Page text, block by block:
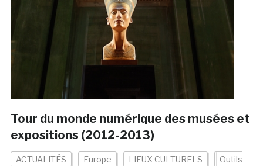
Tour du monde numérique des musées et
expositions (2012-2013)
ACTUALITÉS Europe LIEUX CULTURELS Outils